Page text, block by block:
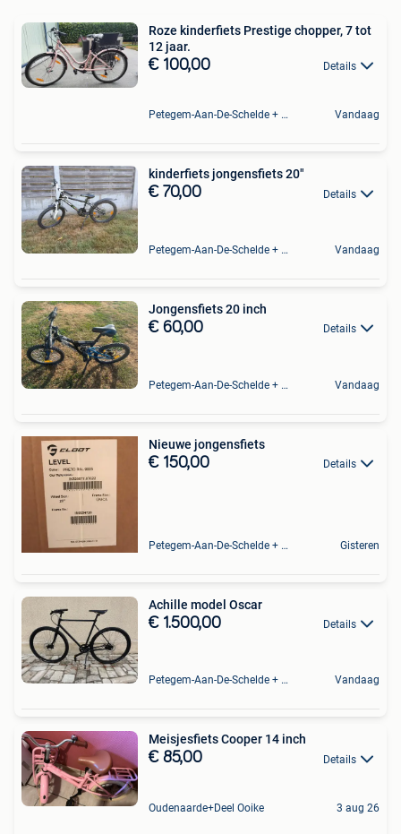
Roze kinderfiets Prestige chopper, 7 tot
12 jaar.
€ 100,00 Details
Petegem-Aan-De-Schelde + Deel Van Oudenaarde Vandaag
kinderfiets jongensfiets 20"
€ 70,00 Details
Petegem-Aan-De-Schelde + Deel Van Oudenaarde Vandaag
Jongensfiets 20 inch
€ 60,00 Details
Petegem-Aan-De-Schelde + Deel Van Oudenaarde Vandaag
Nieuwe jongensfiets
€ 150,00 Details
Petegem-Aan-De-Schelde + Deel Van Oudenaarde Gisteren
Achille model Oscar
€ 1.500,00 Details
Petegem-Aan-De-Schelde + Deel Van Oudenaarde Vandaag
Meisjesfiets Cooper 14 inch
€ 85,00 Details
Oudenaarde+Deel Ooike 3 aug 26